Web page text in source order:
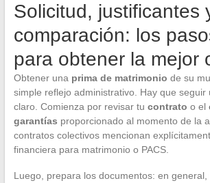
Solicitud, justificantes
comparación: los
para obtener la mejor
Obtener una prima de matrimonio de su
simple reflejo administrativo. Hay que seguir
claro. Comienza por revisar tu contrato o el
garantías proporcionado al momento de la
contratos colectivos mencionan
financiera para matrimonio o PACS.
Luego, prepara los documentos: en general,